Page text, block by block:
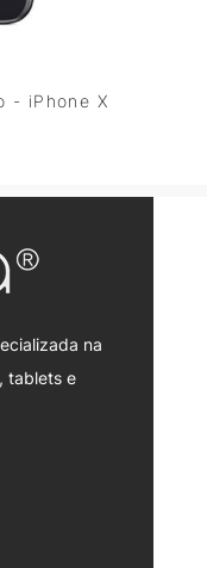
- iPhone X
na
tablets e